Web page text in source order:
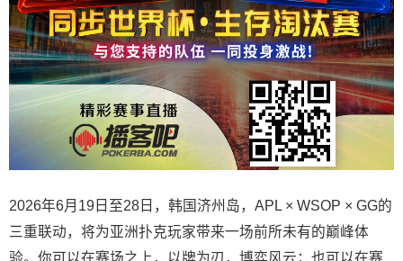
2026年6月19日至28日，韩国济州岛，APL × WSOP × GG的
三重联动，将为亚洲扑克玩家带来一场前所未有的巅峰体